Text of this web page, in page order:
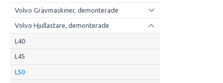
Volvo Grävmaskiner, demonterade
Volvo Hjullastare, demonterade
L40
L45
L50